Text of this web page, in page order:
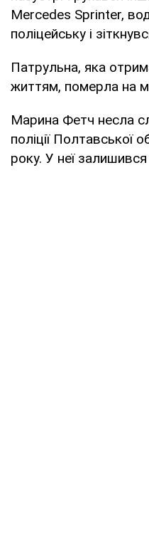
Mercedes Sprinter,
поліцейську і
Патрульна, яка
життям, померла на
Марина Фетч несла
поліції Полтавської
року. У неї